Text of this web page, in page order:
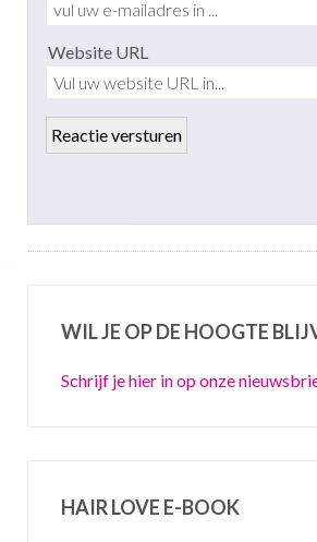
Website URL
WIL JE OP DE HOOGTE
Schrijf je hier in op onze
HAIR LOVE E-BOOK